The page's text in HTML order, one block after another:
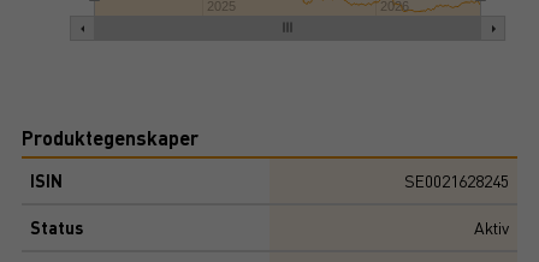
2025 2026
Produktegenskaper
ISIN SE0021628245
Status Aktiv